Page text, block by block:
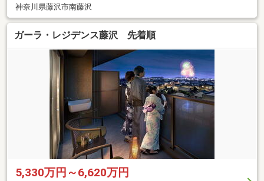
神奈川県藤沢市南藤沢
ガーラ・レジデンス藤沢 先着順
5,330万円～6,620万円